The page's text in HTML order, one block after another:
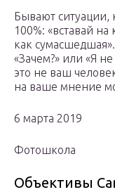
Бывают ситуации,
100%: «вставай
как
«Зачем?» или «Я
это не ваш
на ваше мнение
6 марта 2019
Фотошкола
Объективы